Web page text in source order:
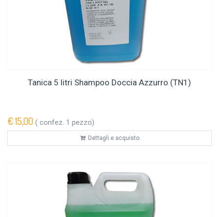
Tanica 5 litri Shampoo Doccia Azzurro (TN1)
€ 15,00 ( confez. 1 pezzo)
Dettagli e acquisto